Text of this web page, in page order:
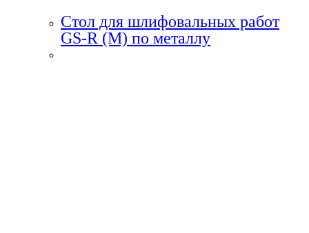
Стол для шлифовальных работ
GS-R (M) по металлу